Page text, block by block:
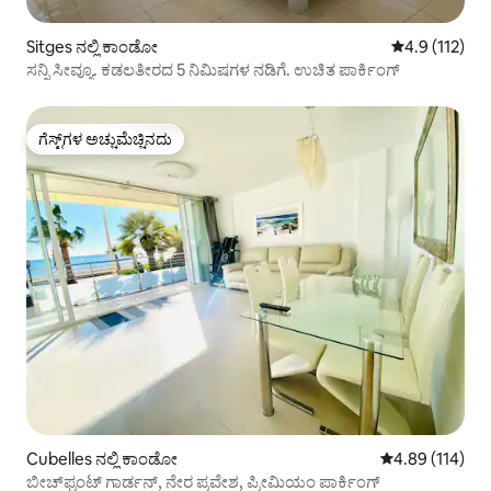
Sitges ನಲ್ಲಿ ಕಾಂಡೋ 5 ರಲ್ಲಿ 4.9
4.9 (112)
ಸನ್ನಿ ಸೀವ್ಯೂ. ಕಡಲತೀರದ 5 ನಿಮಿಷಗಳ ನಡಿಗೆ. ಉಚಿತ ಪಾರ್ಕಿಂಗ್
ಗೆಸ್ಟ್‌ಗಳ ಅಚ್ಚುಮೆಚ್ಚಿನದು
ಗೆಸ್ಟ್‌ಗಳ ಅಚ್ಚುಮೆಚ್ಚಿನದು
Cubelles ನಲ್ಲಿ ಕಾಂಡೋ 5 ರಲ್ಲಿ 4.89
4.89 (114)
ಬೀಚ್‌ಫ್ರಂಟ್ ಗಾರ್ಡನ್, ನೇರ ಪ್ರವೇಶ, ಪ್ರೀಮಿಯಂ ಪಾರ್ಕಿಂಗ್